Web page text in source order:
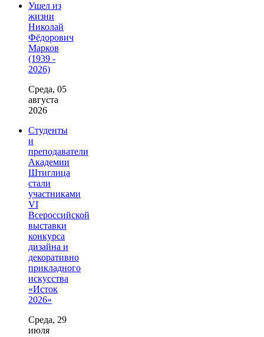
Ушел из
жизни
Николай
Фёдорович
Марков
(1939 -
2026)
Среда, 05
августа
2026
Студенты
и
преподаватели
Академии
Штиглица
стали
участниками
VI
Всероссийской
выставки
конкурса
дизайна и
декоративно
прикладного
искусства
«Исток
2026»
Среда, 29
июля